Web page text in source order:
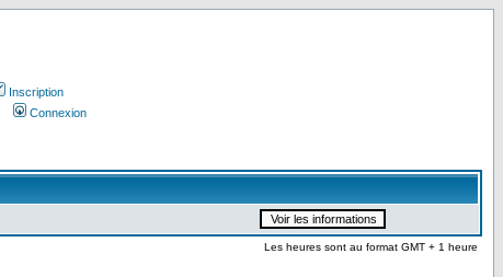
Inscription
Connexion
Les heures sont au format GMT + 1 heure